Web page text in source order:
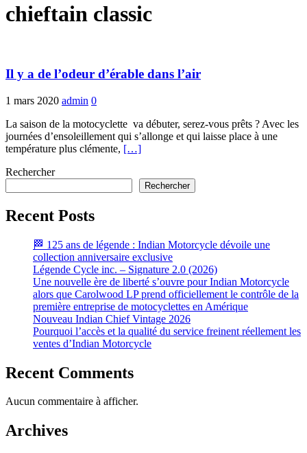
chieftain classic
Il y a de l’odeur d’érable dans l’air
1 mars 2020 admin 0
La saison de la motocyclette va débuter, serez-vous prêts ? Avec les
journées d’ensoleillement qui s’allonge et qui laisse place à une
température plus clémente, […]
Rechercher
Rechercher
Recent Posts
🏁 125 ans de légende : Indian Motorcycle dévoile une
collection anniversaire exclusive
Légende Cycle inc. – Signature 2.0 (2026)
Une nouvelle ère de liberté s’ouvre pour Indian Motorcycle
alors que Carolwood LP prend officiellement le contrôle de la
première entreprise de motocyclettes en Amérique
Nouveau Indian Chief Vintage 2026
Pourquoi l’accès et la qualité du service freinent réellement les
ventes d’Indian Motorcycle
Recent Comments
Aucun commentaire à afficher.
Archives